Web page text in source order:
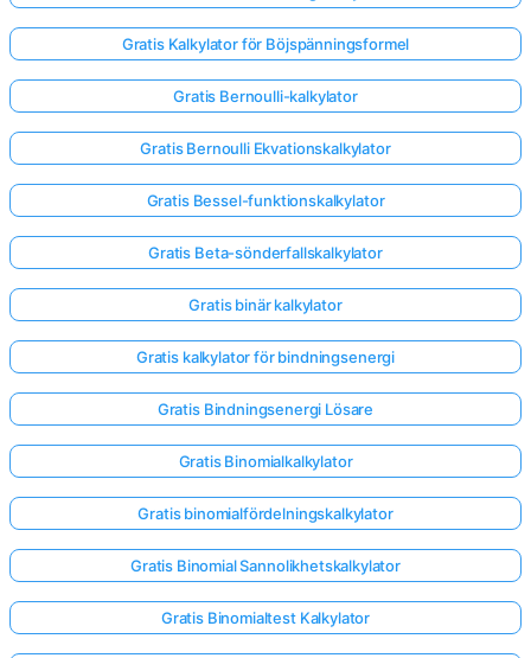
Gratis Kalkylator för Böjspänningsformel
Gratis Bernoulli-kalkylator
Gratis Bernoulli Ekvationskalkylator
Gratis Bessel-funktionskalkylator
Gratis Beta-sönderfallskalkylator
Gratis binär kalkylator
Gratis kalkylator för bindningsenergi
Gratis Bindningsenergi Lösare
Gratis Binomialkalkylator
Gratis binomialfördelningskalkylator
Gratis Binomial Sannolikhetskalkylator
Gratis Binomialtest Kalkylator